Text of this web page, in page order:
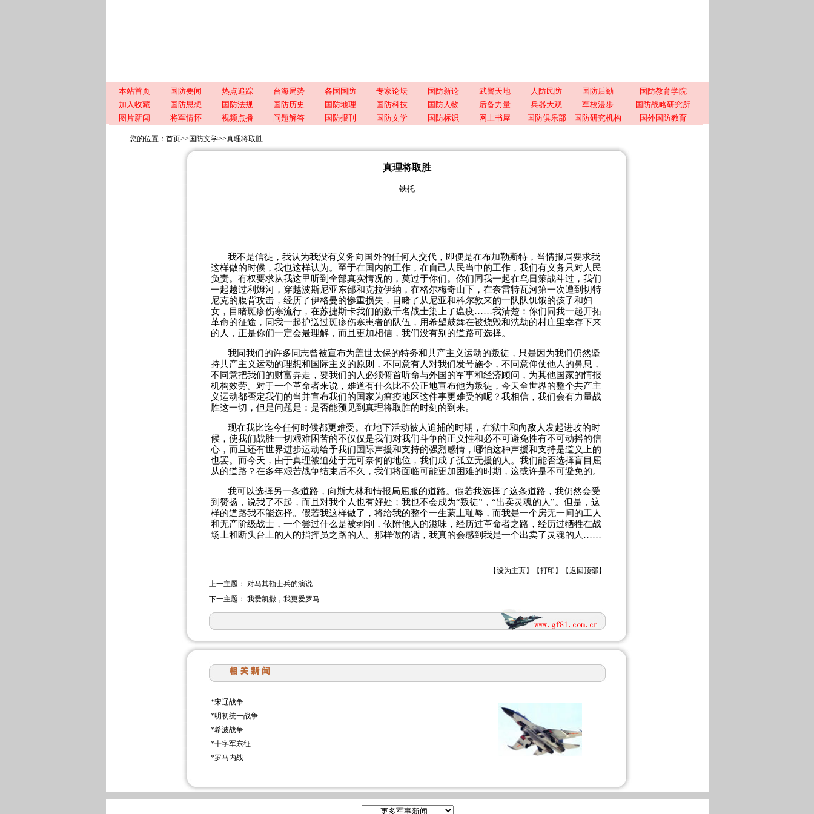
本站首页 国防要闻 热点追踪 台海局势 各国国防 专家论坛 国防新论 武警天地 人防民防 国防后勤
国防教育学院
加入收藏
国防思想 国防法规 国防历史 国防地理 国防科技 国防人物 后备力量 兵器大观 军校漫步
国防战略研究所
图片新闻
将军情怀 视频点播 问题解答 国防报刊 国防文学 国防标识 网上书屋 国防俱乐部 国防研究机构 国外国防教育
您的位置： 首页>> 国防文学>>真理将取胜
真理将取胜
铁托
我不是信徒，我认为我没有义务向国外的任何人交代，即便是在布加勒斯特，当情报局要求我
这样做的时候，我也这样认为。至于在国内的工作，在自己人民当中的工作，我们有义务只对人民
负责。有权要求从我这里听到全部真实情况的，莫过于你们。你们同我一起在乌日策战斗过，我们
一起越过利姆河，穿越波斯尼亚东部和克拉伊纳，在格尔梅奇山下，在奈雷特瓦河第一次遭到切特
尼克的腹背攻击，经历了伊格曼的惨重损失，目睹了从尼亚和科尔敦来的一队队饥饿的孩子和妇
女，目睹斑疹伤寒流行，在苏捷斯卡我们的数千名战士染上了瘟疫……我清楚：你们同我一起开拓
革命的征途，同我一起护送过斑疹伤寒患者的队伍，用希望鼓舞在被烧毁和洗劫的村庄里幸存下来
的人，正是你们一定会最理解，而且更加相信，我们没有别的道路可选择。
我同我们的许多同志曾被宣布为盖世太保的特务和共产主义运动的叛徒，只是因为我们仍然坚
持共产主义运动的理想和国际主义的原则，不同意有人对我们发号施令，不同意仰仗他人的鼻息，
不同意把我们的财富弄走，要我们的人必须俯首听命与外国的军事和经济顾问，为其他国家的情报
机构效劳。对于一个革命者来说，难道有什么比不公正地宣布他为叛徒，今天全世界的整个共产主
义运动都否定我们的当并宣布我们的国家为瘟疫地区这件事更难受的呢？我相信，我们会有力量战
胜这一切，但是问题是：是否能预见到真理将取胜的时刻的到来。
现在我比迄今任何时候都更难受。在地下活动被人追捕的时期，在狱中和向敌人发起进攻的时
候，使我们战胜一切艰难困苦的不仅仅是我们对我们斗争的正义性和必不可避免性有不可动摇的信
心，而且还有世界进步运动给予我们国际声援和支持的强烈感情，哪怕这种声援和支持是道义上的
也罢。而今天，由于真理被迫处于无可奈何的地位，我们成了孤立无援的人。我们能否选择盲目屈
从的道路？在多年艰苦战争结束后不久，我们将面临可能更加困难的时期，这或许是不可避免的。
我可以选择另一条道路，向斯大林和情报局屈服的道路。假若我选择了这条道路，我仍然会受
到赞扬，说我了不起，而且对我个人也有好处；我也不会成为“叛徒”，“出卖灵魂的人”。但是，这
样的道路我不能选择。假若我这样做了，将给我的整个一生蒙上耻辱，而我是一个房无一间的工人
和无产阶级战士，一个尝过什么是被剥削，依附他人的滋味，经历过革命者之路，经历过牺牲在战
场上和断头台上的人的指挥员之路的人。那样做的话，我真的会感到我是一个出卖了灵魂的人……
【设为主页】【打印 】【返回顶部】
上一主题： 对马其顿士兵的演说
下一主题： 我爱凯撒，我更爱罗马
*宋辽战争
*明初统一战争
*希波战争
*十字军东征
*罗马内战